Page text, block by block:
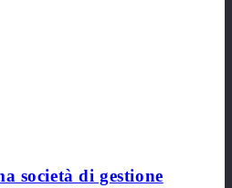
società di gestione